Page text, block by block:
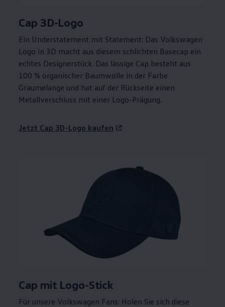
Cap 3D-Logo
Ein Understatement mit Statement: Das Volkswagen
Logo in 3D macht aus diesem schlichten Basecap ein
echtes Designerstück. Das lässige Cap besteht aus
100 % organischer Baumwolle in der Farbe
Graumelange und hat auf der Rückseite einen
Metallverschluss mit einer Logo-Prägung.
Jetzt Cap 3D-Logo kaufen
Cap mit Logo-Stick
Für unsere Volkswagen Fans: Holen Sie sich diese